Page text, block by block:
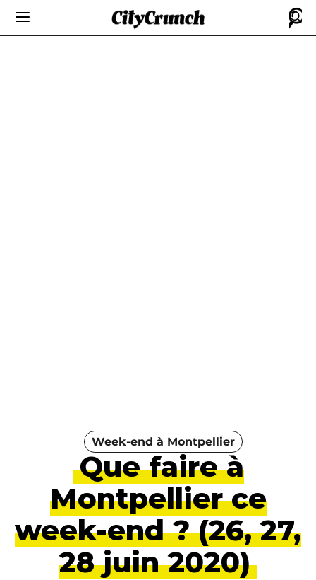
Week-end à Montpellier
Que faire à
Montpellier ce
week-end ? (26, 27,
28 juin 2020)